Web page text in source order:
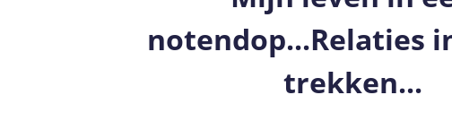
notendop...Relaties
trekken...